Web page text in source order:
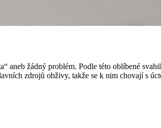
aneb žádný problém. Podle této oblíbené
zdrojů obživy, takže se k nim chovají s